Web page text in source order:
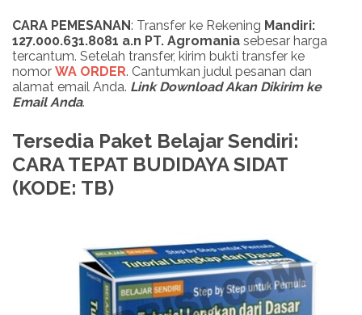
CARA PEMESANAN: Transfer ke Rekening Mandiri:
127.000.631.8081 a.n PT. Agromania sebesar harga
tercantum. Setelah transfer, kirim bukti transfer ke
nomor WA ORDER. Cantumkan judul pesanan dan
alamat email Anda. LinkDownloadAkan Dikirim ke
Email Anda.
Tersedia Paket Belajar Sendiri:
CARA TEPAT BUDIDAYA SIDAT
(KODE: TB)